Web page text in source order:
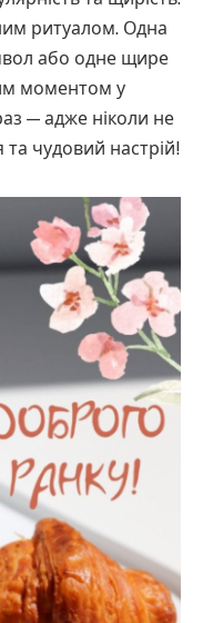
ритуалом. Одна
або одне щире
моментом у
— адже ніколи не
чудовий настрій!